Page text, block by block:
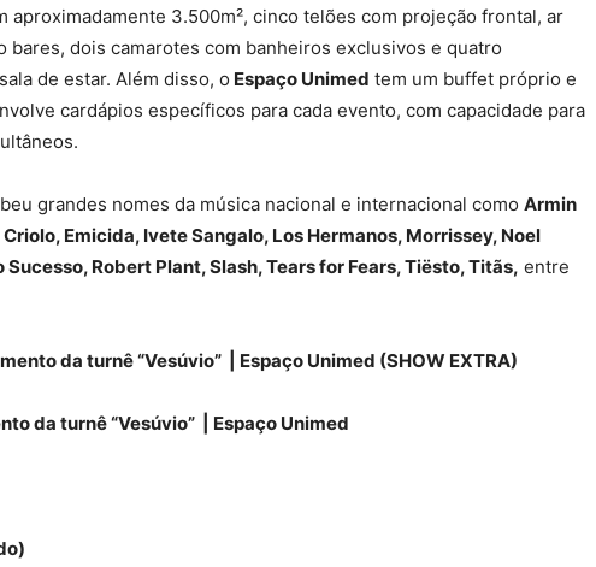
aproximadamente 3.500m², cinco telões com projeção frontal, ar
bares, dois camarotes com banheiros exclusivos e quatro
de estar. Além disso, o Espaço Unimed tem um buffet próprio e
cardápios específicos para cada evento, com capacidade para
grandes nomes da música nacional e internacional como Armin
Emicida, Ivete Sangalo, Los Hermanos, Morrissey, Noel
Sucesso, Robert Plant, Slash, Tears for Fears, Tiësto, Titãs, entre
da turnê “Vesúvio” | Espaço Unimed (SHOW EXTRA)
da turnê “Vesúvio” | Espaço Unimed